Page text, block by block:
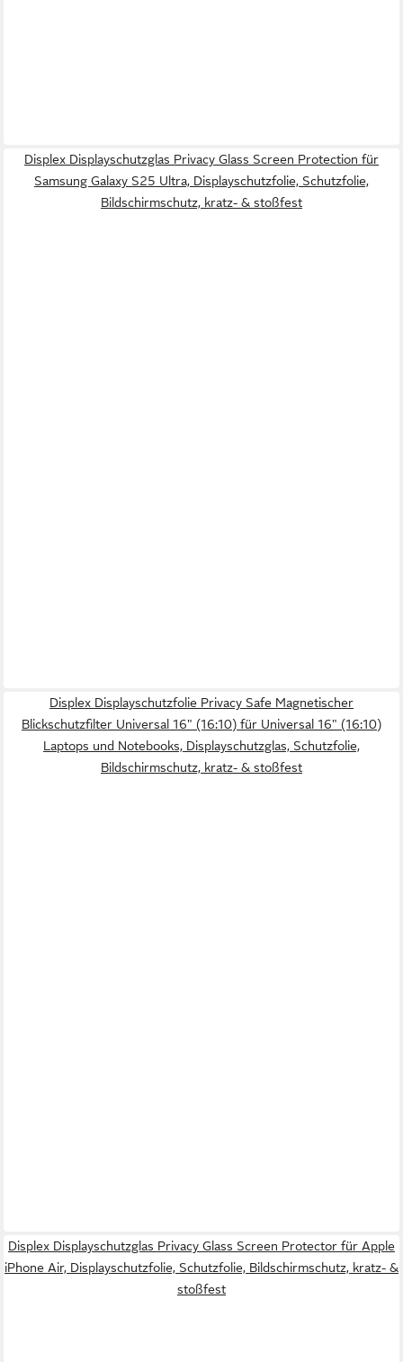
Displex Displayschutzglas Privacy Glass Screen Protection für
Samsung Galaxy S25 Ultra, Displayschutzfolie, Schutzfolie,
Bildschirmschutz, kratz- & stoßfest
Displex Displayschutzfolie Privacy Safe Magnetischer
Blickschutzfilter Universal 16" (16:10) für Universal 16" (16:10)
Laptops und Notebooks, Displayschutzglas, Schutzfolie,
Bildschirmschutz, kratz- & stoßfest
Displex Displayschutzglas Privacy Glass Screen Protector für Apple
iPhone Air, Displayschutzfolie, Schutzfolie, Bildschirmschutz, kratz- &
stoßfest